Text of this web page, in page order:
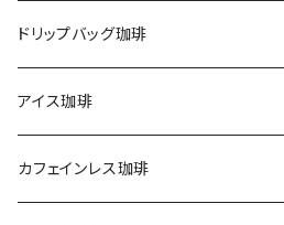
ドリップバッグ珈琲
アイス珈琲
カフェインレス珈琲